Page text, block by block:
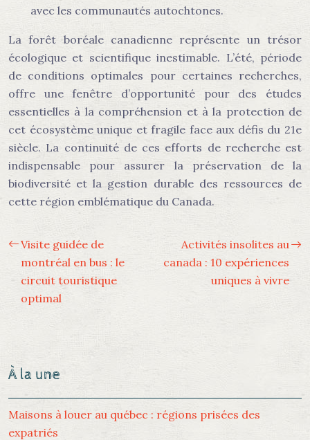
avec les communautés autochtones.
La forêt boréale canadienne représente un trésor
écologique et scientifique inestimable. L’été, période
de conditions optimales pour certaines recherches,
offre une fenêtre d’opportunité pour des études
essentielles à la compréhension et à la protection de
cet écosystème unique et fragile face aux défis du 21e
siècle. La continuité de ces efforts de recherche est
indispensable pour assurer la préservation de la
biodiversité et la gestion durable des ressources de
cette région emblématique du Canada.
Visite guidée de
montréal en bus : le
circuit touristique
optimal
Activités insolites au
canada : 10 expériences
uniques à vivre
À la une
Maisons à louer au québec : régions prisées des
expatriés